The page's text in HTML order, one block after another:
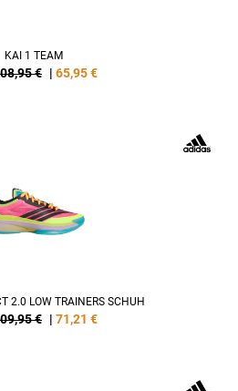
KAI 1 TEAM
€ | 65,95€
2.0 LOW TRAINERS SCHUH
€ | 71,21 €